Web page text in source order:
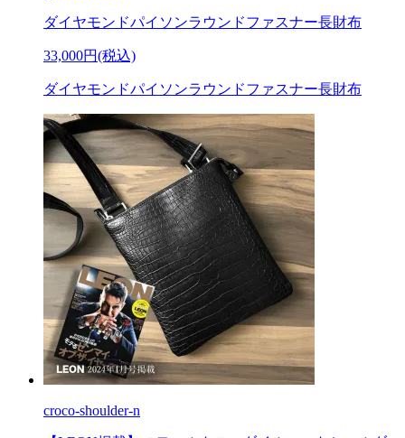
ダイヤモンドパイソンラウンドファスナー長財布
33,000円(税込)
ダイヤモンドパイソンラウンドファスナー長財布
croco-shoulder-n